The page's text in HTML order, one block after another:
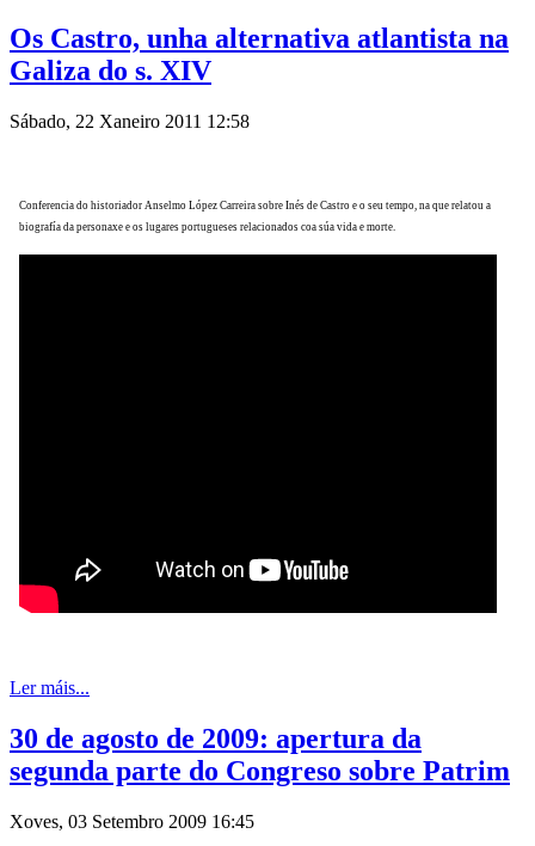
Os Castro, unha alternativa atlantista na
Galiza do s. XIV
Sábado, 22 Xaneiro 2011 12:58
Conferencia do historiador Anselmo López Carreira sobre Inés de Castro e o seu tempo, na que relatou a
biografía da personaxe e os lugares portugueses relacionados coa súa vida e morte.
Ler máis...
30 de agosto de 2009: apertura da
segunda parte do Congreso sobre Patrim
Xoves, 03 Setembro 2009 16:45